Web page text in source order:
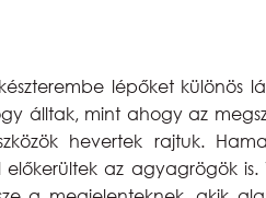
lépőket különös
álltak, mint ahogy az
hevertek rajtuk.
az agyagrögök is.